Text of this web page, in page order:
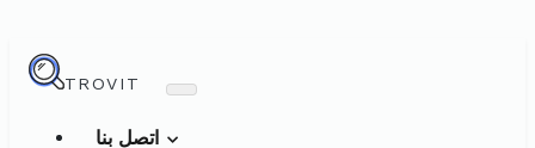
TROVIT